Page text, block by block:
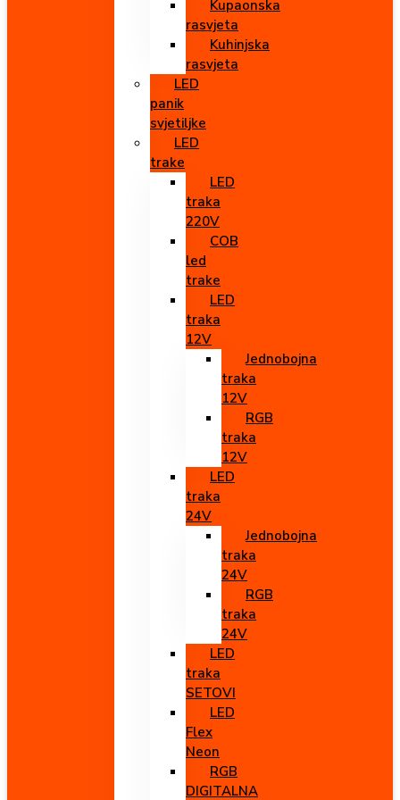
Kupaonska
rasvjeta
Kuhinjska
rasvjeta
LED
panik
svjetiljke
LED
trake
LED
traka
220V
COB
led
trake
LED
traka
12V
Jednobojna
traka
12V
RGB
traka
12V
LED
traka
24V
Jednobojna
traka
24V
RGB
traka
24V
LED
traka
SETOVI
LED
Flex
Neon
RGB
DIGITALNA